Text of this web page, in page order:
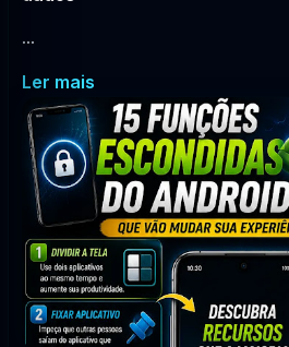
...
Ler mais